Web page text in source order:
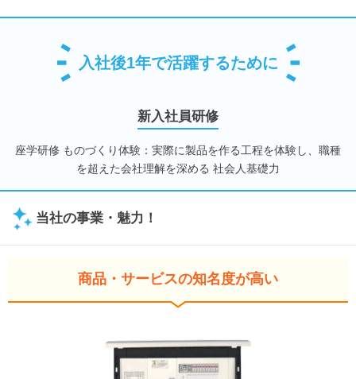
入社後1年で活躍するために
新入社員研修
座学研修 ものづくり体験：実際に製品を作る工程を体験し、職種
を超えた会社理解を深める 社会人基礎力
当社の事業・魅力！
商品・サービスの知名度が高い